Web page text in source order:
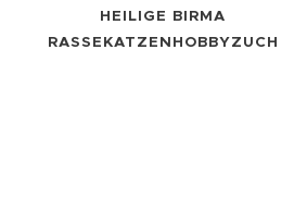
HEILIGE BIRMA
RASSEKATZENHOBBYZUCH